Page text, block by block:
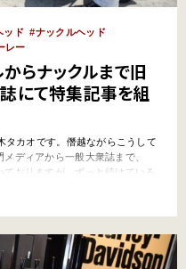
ッド
ナックルヘッド
レー
らナックルまで旧
にて特集記事を組
タカオです。僭越ながらこうして
ディアから一般大衆誌まで、
おりますが、ずっと続けている
ーレー』（2019年創刊、内外
どで…